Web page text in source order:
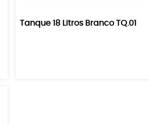
Tanque 18 Litros Branco TQ.01